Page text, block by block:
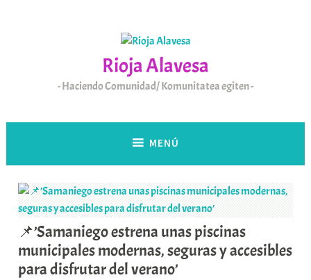
Rioja Alavesa
Haciendo Comunidad/ Komunitatea egiten
MENÚ
📌’Samaniego estrena unas piscinas
municipales modernas, seguras y accesibles
para disfrutar del verano’